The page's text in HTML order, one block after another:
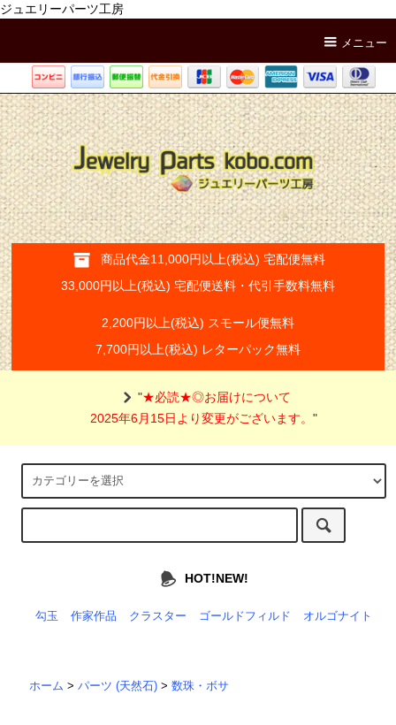
ジュエリーパーツ工房
メニュー
商品代金11,000円以上(税込) 宅配便無料
33,000円以上(税込) 宅配便送料・代引手数料無料
2,200円以上(税込) スモール便無料
7,700円以上(税込) レターパック無料
"★必読★◎お届けについて
2025年6月15日より変更がございます。"
HOT!NEW!
勾玉 作家作品 クラスター ゴールドフィルド オルゴナイト
ホーム >パーツ (天然石) >数珠・ボサ